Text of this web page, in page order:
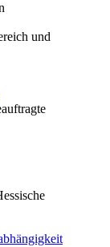
und